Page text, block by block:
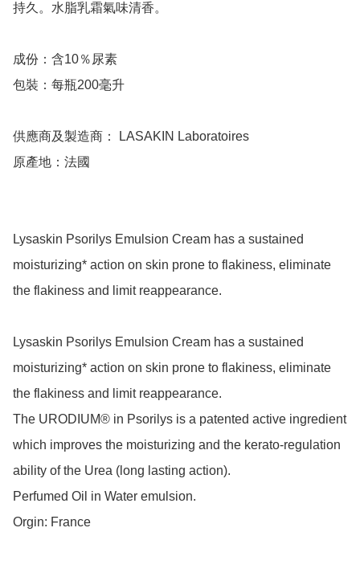
持久。水脂乳霜氣味清香。
成份：含10％尿素
包裝：每瓶200毫升
供應商及製造商： LASAKIN Laboratoires
原產地：法國
Lysaskin Psorilys Emulsion Cream has a sustained
moisturizing* action on skin prone to flakiness, eliminate
the flakiness and limit reappearance.
Lysaskin Psorilys Emulsion Cream has a sustained
moisturizing* action on skin prone to flakiness, eliminate
the flakiness and limit reappearance.
The URODIUM® in Psorilys is a patented active ingredient
which improves the moisturizing and the kerato-regulation
ability of the Urea (long lasting action).
Perfumed Oil in Water emulsion.
Orgin: France